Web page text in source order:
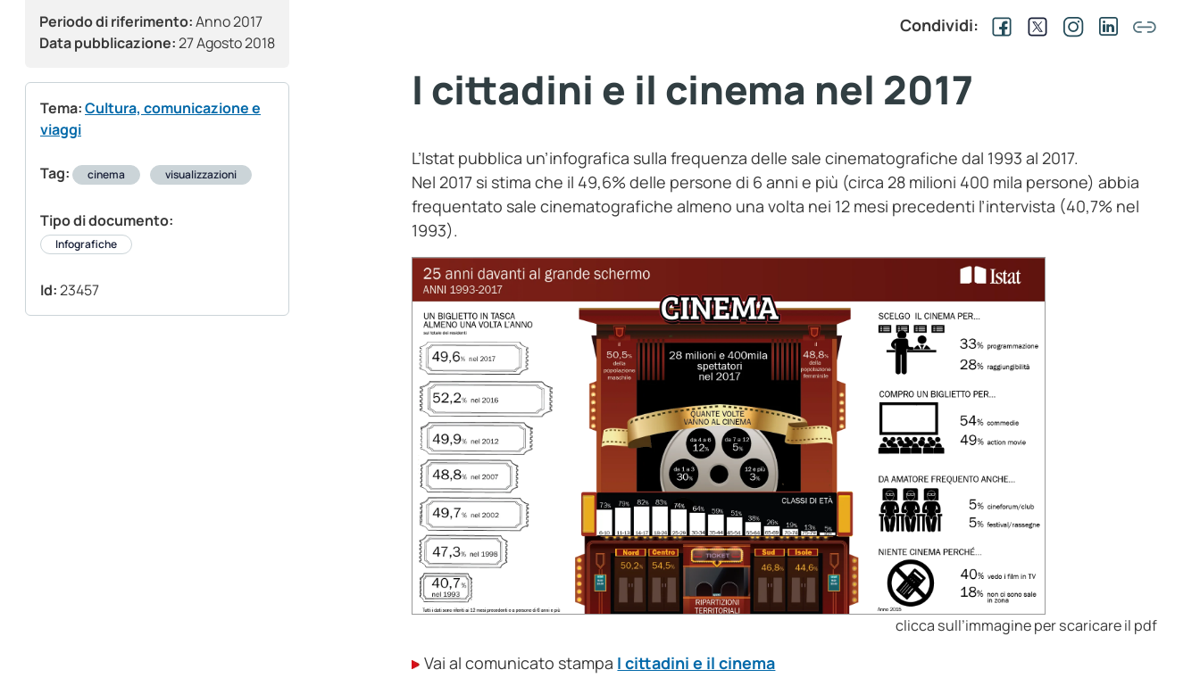
Periodo di riferimento:Anno 2017
Data pubblicazione:27 Agosto 2018
Tema:Cultura, comunicazione e
viaggi
Tag: cinema visualizzazioni
Tipo di documento:
Infografiche
Id:23457
Condividi:
I cittadini e il cinema nel 2017
L’Istat pubblica un’infografica sulla frequenza delle sale cinematografiche dal 1993 al 2017.
Nel 2017 si stima che il 49,6% delle persone di 6 anni e più (circa 28 milioni 400 mila persone) abbia
frequentato sale cinematografiche almeno una volta nei 12 mesi precedenti l’intervista (40,7% nel
1993).
clicca sull’immagine per scaricare il pdf
Vai al comunicato stampa I cittadini e il cinema